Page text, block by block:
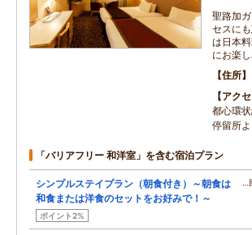
聖路加
セスに
は日本
にお楽
住所
アク
都心環
停留所
「バリアフリー 和洋室」を含む宿泊プラン
シンプルステイプラン（朝食付き）～朝食は
和食または洋食のセットをお好みで！～
ポイント2%
…